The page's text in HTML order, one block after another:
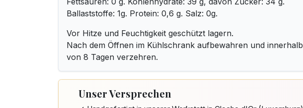
Ballaststoffe: 1g. Protein: 0,6 g. Salz: 0g.
Vor Hitze und Feuchtigkeit geschützt lagern.
Nach dem Öffnen im Kühlschrank aufbewahren und innerhalb
von 8 Tagen verzehren.
Unser Versprechen